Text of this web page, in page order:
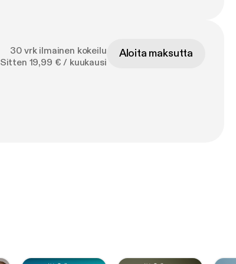
30 vrk ilmainen kokeilu
Sitten 19,99 € / kuukausi
Aloita maksutta